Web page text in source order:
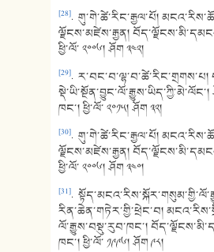
[28]. གུ་གེ་ཚེ་རིང་རྒྱལ་པོ།
ལྗོངས་མཛེས་རྒྱན།
ཕྱི་ལོ་ ༢༠༠༦། ཤོག ༣༤༢།
[29]. ར་བང་བ་ལྷ་བ་ཚེ་རིང་གྲགས་པ།
ཁང་། ཕྱི་ལོ་ ༢༠༡༥། ཤོག ༣༢།
[30]. གུ་གེ་ཚེ་རིང་རྒྱལ་པོ།
ལྗོངས་མཛེས་རྒྱན།
ཕྱི་ལོ་ ༢༠༠༦། ཤོག ༣༤༠།
[31].
རིན་ཆེན་གཏེར་གྱི་ཕྲེང་བ།
ལོ་རྒྱུས་བསྡུ་རུབ་ཁང་།
ཁང་། ཕྱི་ལོ་ ༡༩༩༦། ཤོག ༩༨།